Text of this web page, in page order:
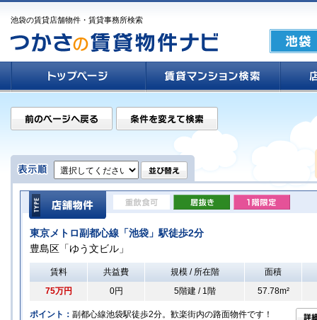
池袋の賃貸店舗物件・賃貸事務所検索
東京メトロ副都心線「池袋」駅徒歩2分
豊島区「ゆう文ビル」
賃料 共益費 規模 / 所在階
面積
75万円
0円 5階建 / 1階 57.78m²
ポイント： 副都心線池袋駅徒歩2分。歓楽街内の路面物件です！